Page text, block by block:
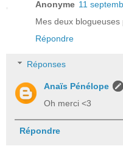
Anonyme 11
Mes deux blogueuses
Répondre
Réponses
Anaïs Pénélope
Oh merci <3
Répondre